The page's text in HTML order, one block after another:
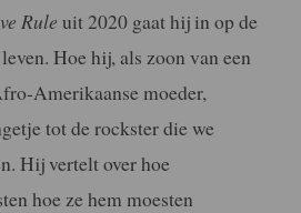
Rule uit 2020 gaat hij in op de
Hoe hij, als zoon van een
Amerikaanse moeder,
tot de rockster die we
Hij vertelt over hoe
hoe ze hem moesten